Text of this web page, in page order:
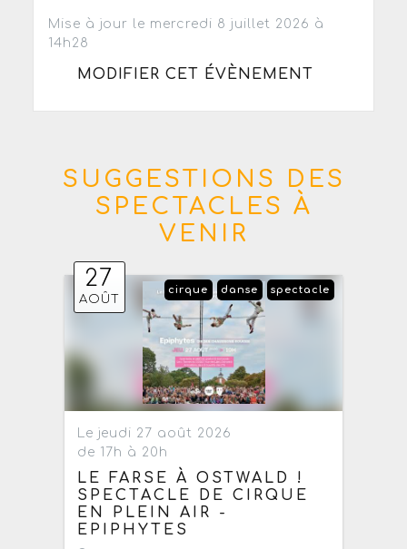
Mise à jour le mercredi 8 juillet 2026 à
14h28
MODIFIER CET ÉVÈNEMENT
SUGGESTIONS DES
SPECTACLES À
VENIR
27
AOÛT
spectacle
danse
cirque
Le jeudi 27 août 2026
de 17h à 20h
LE FARSE À OSTWALD !
SPECTACLE DE CIRQUE
EN PLEIN AIR -
EPIPHYTES